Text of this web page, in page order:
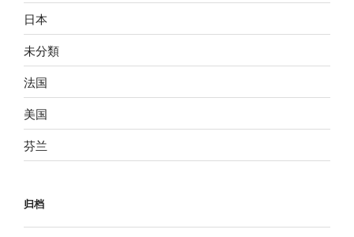
日本
未分類
法国
美国
芬兰
归档